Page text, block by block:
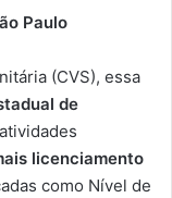
Paulo
(CVS), essa
de
licenciamento
como Nível de